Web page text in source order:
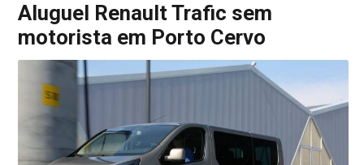
Aluguel Renault Trafic sem
motorista em Porto Cervo